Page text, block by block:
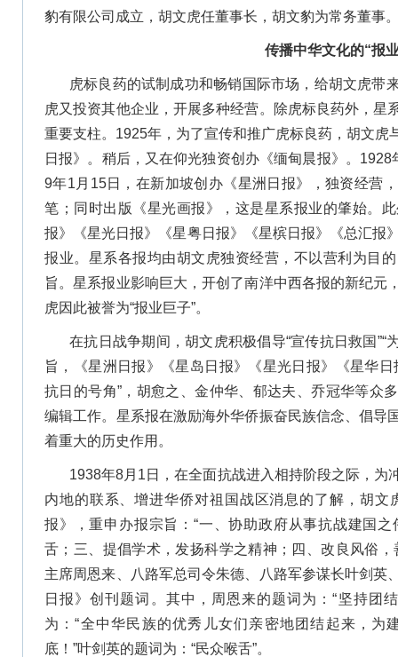
豹有限公司成立，胡文虎任董事长，胡文豹为常务董事
传播中华文化的“报
虎标良药的试制成功和畅销国际市场，给胡文虎带
虎又投资其他企业，开展多种经营。除虎标良药外，星
重要支柱。1925年，为了宣传和推广虎标良药，胡文虎
日报》。稍后，又在仰光独资创办《缅甸晨报》。
9年1月15日，在新加坡创办《星洲日报》，独资经营
笔；同时出版《星光画报》，这是星系报业的肇始。
报》《星光日报》《星粤日报》《星槟日报》《总汇报
报业。星系各报均由胡文虎独资经营，不以营利为目
旨。星系报业影响巨大，开创了南洋中西各报的新纪元
虎因此被誉为“报业巨子”。
在抗日战争期间，胡文虎积极倡导“宣传抗日救国”“
旨，《星洲日报》《星岛日报》《星光日报》《星华
抗日的号角”，胡愈之、金仲华、郁达夫、乔冠华等众
编辑工作。星系报在激励海外华侨振奋民族信念、倡导
着重大的历史作用。
1938年8月1日，在全面抗战进入相持阶段之际，为
内地的联系、增进华侨对祖国战区消息的了解，胡文
报》，重申办报宗旨：“一、协助政府从事抗战建国
舌；三、提倡学术，发扬科学之精神；四、改良风俗
主席周恩来、八路军总司令朱德、八路军参谋长叶剑英
日报》创刊题词。其中，周恩来的题词为：“坚持团
为：“全中华民族的优秀儿女们亲密地团结起来，为
底！”叶剑英的题词为：“民众喉舌”。